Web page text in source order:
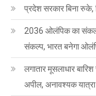
प्रदेश सरकार बिना रुके,
2036 ओलंपिक का
संकल्प, भारत बनेगा
लगातार मूसलाधार
अपील, अनावश्यक